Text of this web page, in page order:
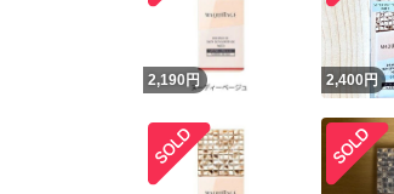
2,190 円 2,400 円